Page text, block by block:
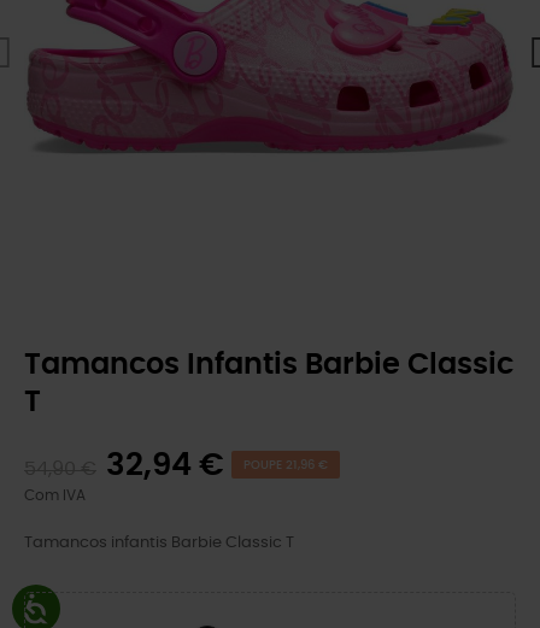
Tamancos Infantis Barbie Classic
T
32,94 € POUPE 21,96 €
Com IVA
Tamancos infantis Barbie Classic T